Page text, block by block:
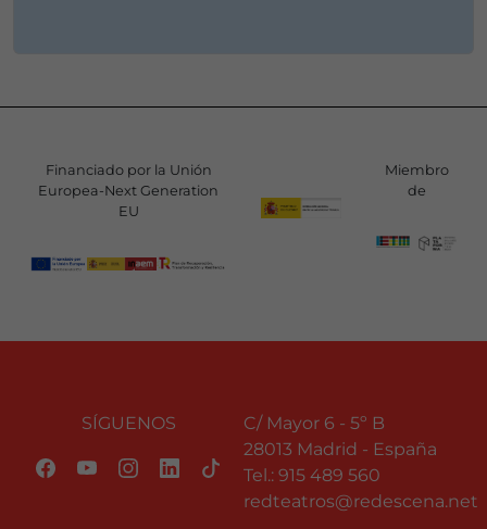
Financiado por la Unión
Europea-Next Generation
EU
Miembro
de
SÍGUENOS
C/ Mayor 6 - 5º B
28013 Madrid - España
Tel.: 915 489 560
redteatros@redescena.net